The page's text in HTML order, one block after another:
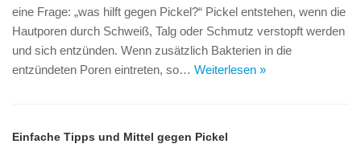
eine Frage: „was hilft gegen Pickel?“ Pickel entstehen, wenn die
Hautporen durch Schweiß, Talg oder Schmutz verstopft werden
und sich entzünden. Wenn zusätzlich Bakterien in die
entzündeten Poren eintreten, so… Weiterlesen »
Einfache Tipps und Mittel gegen Pickel